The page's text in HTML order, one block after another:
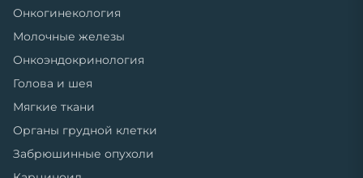
Онкогинекология
Молочные железы
Онкоэндокринология
Голова и шея
Мягкие ткани
Органы грудной клетки
Забрюшинные опухоли